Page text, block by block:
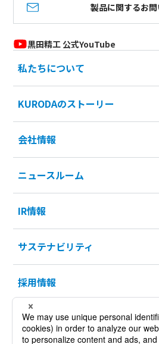
製品に関するお
黒田精工 公式YouTube
私たちについて
KURODAのストーリー
会社情報
ニュースルーム
IR情報
サステナビリティ
採用情報
KURODA HISTORY 100